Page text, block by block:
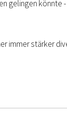
gelingen könnte
immer stärker